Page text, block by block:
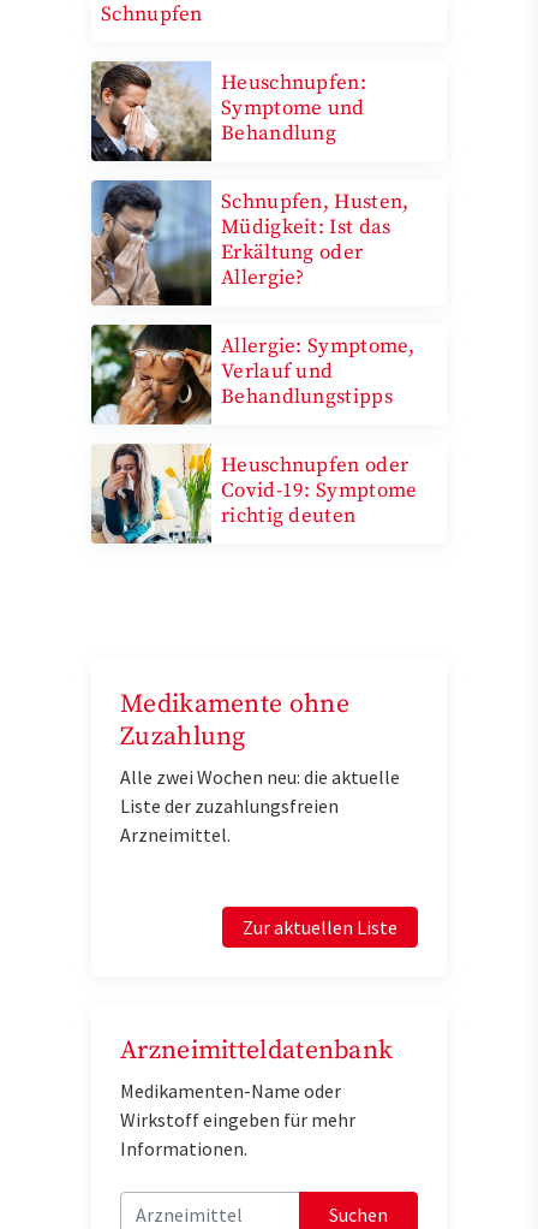
Schnupfen
Heuschnupfen:
Symptome und
Behandlung
Schnupfen, Husten,
Müdigkeit: Ist das
Erkältung oder
Allergie?
Allergie: Symptome,
Verlauf und
Behandlungstipps
Heuschnupfen oder
Covid-19: Symptome
richtig deuten
Medikamente ohne
Zuzahlung
Alle zwei Wochen neu: die aktuelle
Liste der zuzahlungsfreien
Arzneimittel.
Zur aktuellen Liste
Arzneimitteldatenbank
Medikamenten-Name oder
Wirkstoff eingeben für mehr
Informationen.
Suchen